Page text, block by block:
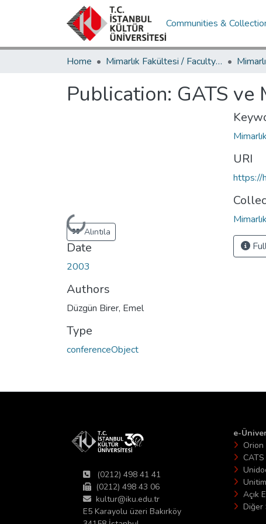
Communities &
Home Mimarlık Fakültesi / Faculty of Architecture
Publication: GATS ve
Loading...
Alıntıla
Date
2003
Authors
Düzgün Birer, Emel
Type
conferenceObject
URI
https://
(0212) 498 41 41
(0212) 498 43 06
kultur@iku.edu.tr
E5 Karayolu üzeri Bakırköy
e-
Orion
CATS
Açık
Diğer